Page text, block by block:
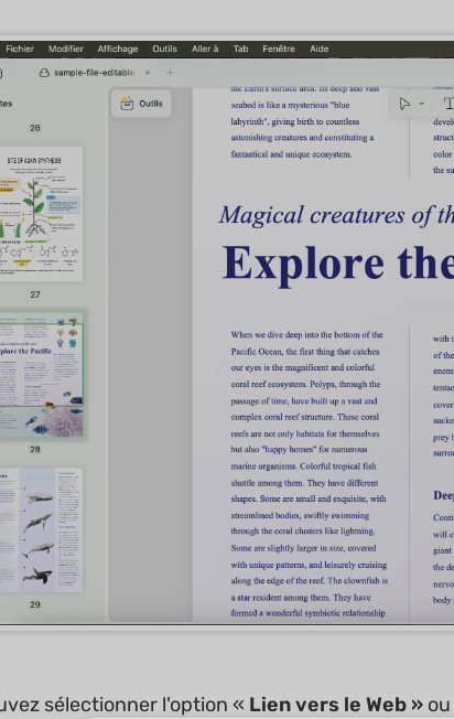
sélectionner l'option « Lien vers le Web »ou